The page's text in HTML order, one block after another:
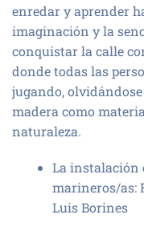
enredar y aprender
imaginación y la
conquistar la calle
donde todas las
jugando,
madera como
naturaleza.
La instalación
marineros/as:
Luis Borines